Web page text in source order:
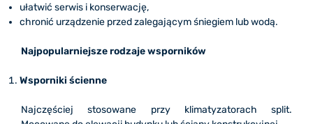
ułatwić serwis i konserwację,
chronić urządzenie przed zalegającym śniegiem lub wodą.
Najpopularniejsze rodzaje wsporników
Wsporniki ścienne
Najczęściej stosowane przy klimatyzatorach split.